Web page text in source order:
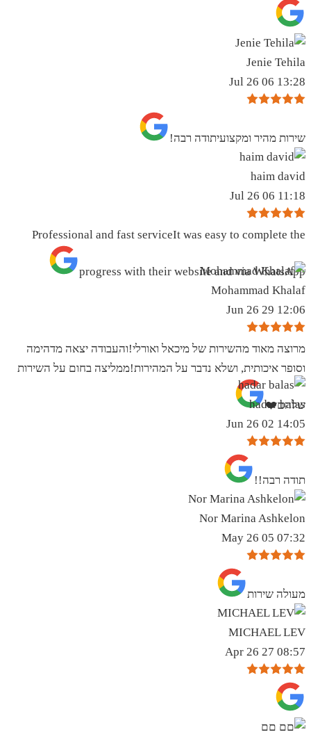
Jenie Tehila
13:28 06 Jul 26
שירות מהיר ומקצועיתודה רבה!
haim david
11:18 06 Jul 26
Professional and fast serviceIt was easy to complete the
progress with their website and via WhatsApp
Mohammad Khalaf
12:06 29 Jun 26
מרוצה מאוד מהשירות של מיכאל ואורלי!והעבודה יצאה מדהימה
וסופר איכותית, ושלא נדבר על המהירות!ממליצה בחום על השירות
שלהם❤️
hadar balas
14:05 02 Jun 26
תודה רבה!!
Nor Marina Ashkelon
07:32 05 May 26
מעולה שירות
MICHAEL LEV
08:57 27 Apr 26